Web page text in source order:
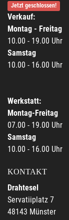
Jetzt geschlossen!
Verkauf:
Montag - Freitag
10.00 - 19.00 Uhr
Samstag
10.00 - 16.00 Uhr
Werkstatt:
Montag-Freitag
07.00 - 19.00 Uhr
Samstag
10.00 - 16.00 Uhr
KONTAKT
Drahtesel
Servatiiplatz 7
48143 Münster